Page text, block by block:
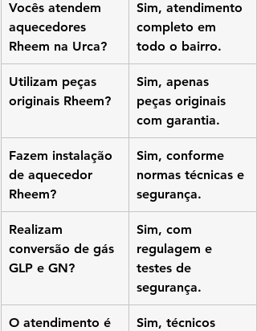
Vocês atendem
aquecedores
Rheem na Urca?
Sim, atendimento
completo em
todo o bairro.
Utilizam peças
originais Rheem?
Sim, apenas
peças originais
com garantia.
Fazem instalação
de aquecedor
Rheem?
Sim, conforme
normas técnicas e
segurança.
Realizam
conversão de gás
GLP e GN?
Sim, com
regulagem e
testes de
segurança.
O atendimento é
Sim, técnicos